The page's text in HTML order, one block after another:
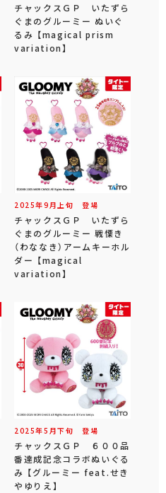
チャックスＧＰ いたずら
ぐまのグルーミー ぬいぐ
るみ 【magical prism
variation】
2025年9 月 上旬 登場
チャックスＧＰ いたずら
ぐまのグルーミー 戦慄き
（わななき）アームキーホル
ダー 【magical
variation】
2025年5 月下旬 登場
チャックスＧＰ ６００品
番達成記念コラボぬいぐる
み 【グルーミー feat.せき
やゆりえ】